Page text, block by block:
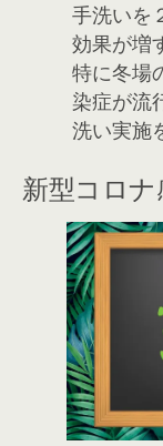
手洗いを
効果が増
特に冬場
染症が流
洗い実施
新型コロ